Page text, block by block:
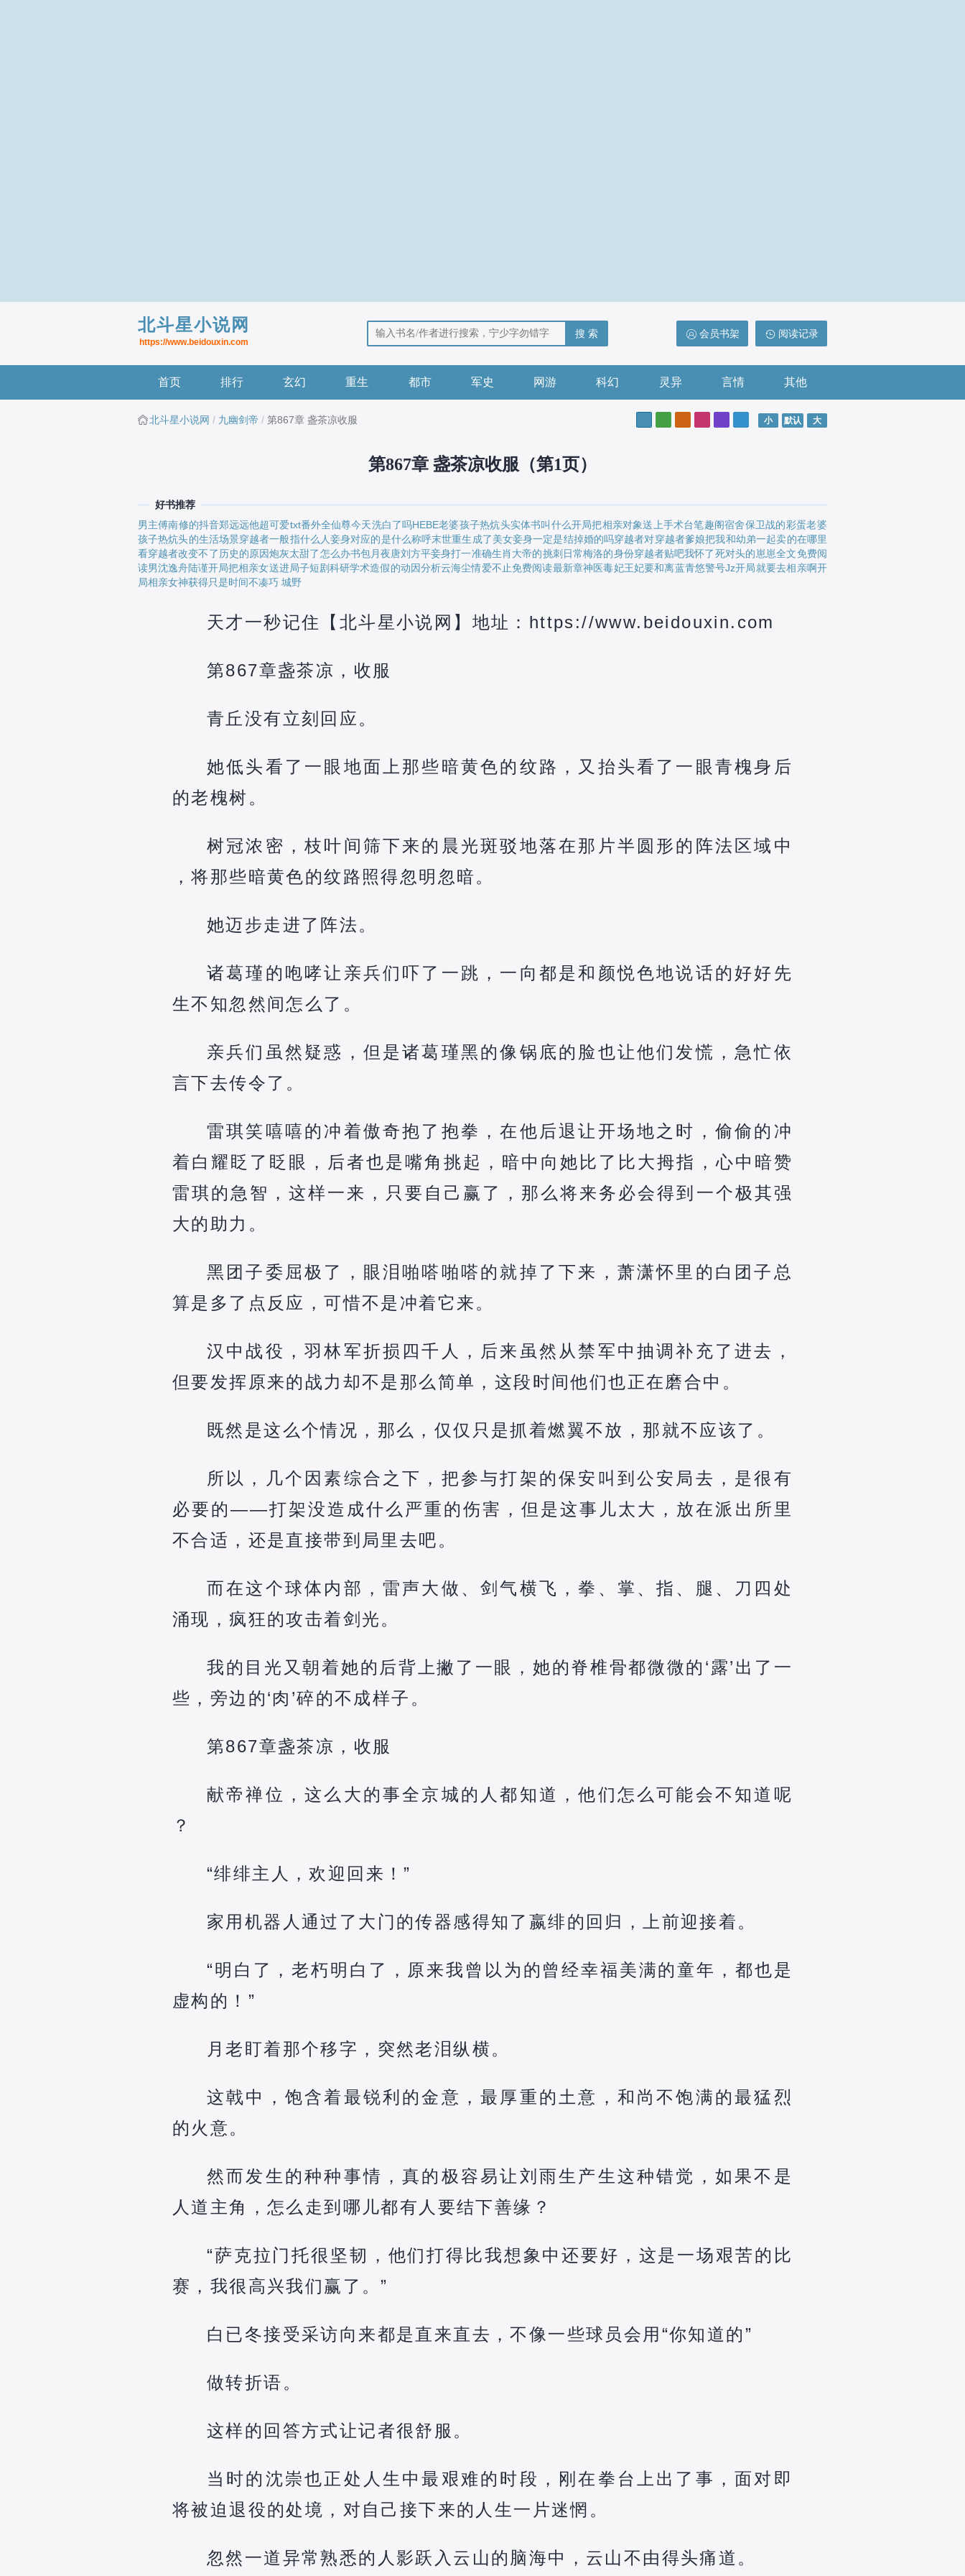
北斗星小说网
https://www.beidouxin.com
阅读记录
会员书架
搜 索
首页 排行 玄幻 重生 都市 军史 网游 科幻 灵异 言情 其他
北斗星小说网 九幽剑帝 第867章 盏茶凉收服 小 默认 大
第867章 盏茶凉收服（第1页）
好书推荐
男主傅南修的抖音郑远远他超可爱txt番外全仙尊今天洗白了吗HEBE老婆孩子热炕头实体书叫什么开局把相亲对象送上手术台笔趣阁宿舍保卫战的彩蛋老婆
孩子热炕头的生活场景穿越者一般指什么人妾身对应的是什么称呼末世重生成了美女妾身一定是结掉婚的吗穿越者对穿越者爹娘把我和幼弟一起卖的在哪里
看穿越者改变不了历史的原因炮灰太甜了怎么办书包月夜唐刘方平妾身打一准确生肖大帝的挑刺日常梅洛的身份穿越者贴吧我怀了死对头的崽崽全文免费阅
读男沈逸舟陆谨开局把相亲女送进局子短剧科研学术造假的动因分析云海尘情爱不止免费阅读最新章神医毒妃王妃要和离蓝青悠警号Jz开局就要去相亲啊开
局相亲女神获得只是时间不凑巧 城野
天才一秒记住【北斗星小说网】地址：https://www.beidouxin.com
第867章盏茶凉，收服
青丘没有立刻回应。
她低头看了一眼地面上那些暗黄色的纹路，又抬头看了一眼青槐身后
的老槐树。
树冠浓密，枝叶间筛下来的晨光斑驳地落在那片半圆形的阵法区域中
，将那些暗黄色的纹路照得忽明忽暗。
她迈步走进了阵法。
诸葛瑾的咆哮让亲兵们吓了一跳，一向都是和颜悦色地说话的好好先
生不知忽然间怎么了。
亲兵们虽然疑惑，但是诸葛瑾黑的像锅底的脸也让他们发慌，急忙依
言下去传令了。
雷琪笑嘻嘻的冲着傲奇抱了抱拳，在他后退让开场地之时，偷偷的冲
着白耀眨了眨眼，后者也是嘴角挑起，暗中向她比了比大拇指，心中暗赞
雷琪的急智，这样一来，只要自己赢了，那么将来务必会得到一个极其强
大的助力。
黑团子委屈极了，眼泪啪嗒啪嗒的就掉了下来，萧潇怀里的白团子总
算是多了点反应，可惜不是冲着它来。
汉中战役，羽林军折损四千人，后来虽然从禁军中抽调补充了进去，
但要发挥原来的战力却不是那么简单，这段时间他们也正在磨合中。
既然是这么个情况，那么，仅仅只是抓着燃翼不放，那就不应该了。
所以，几个因素综合之下，把参与打架的保安叫到公安局去，是很有
必要的——打架没造成什么严重的伤害，但是这事儿太大，放在派出所里
不合适，还是直接带到局里去吧。
而在这个球体内部，雷声大做、剑气横飞，拳、掌、指、腿、刀四处
涌现，疯狂的攻击着剑光。
我的目光又朝着她的后背上撇了一眼，她的脊椎骨都微微的‘露’出了一
些，旁边的‘肉’碎的不成样子。
第867章盏茶凉，收服
献帝禅位，这么大的事全京城的人都知道，他们怎么可能会不知道呢
？
“绯绯主人，欢迎回来！”
家用机器人通过了大门的传器感得知了嬴绯的回归，上前迎接着。
“明白了，老朽明白了，原来我曾以为的曾经幸福美满的童年，都也是
虚构的！”
月老盯着那个移字，突然老泪纵横。
这戟中，饱含着最锐利的金意，最厚重的土意，和尚不饱满的最猛烈
的火意。
然而发生的种种事情，真的极容易让刘雨生产生这种错觉，如果不是
人道主角，怎么走到哪儿都有人要结下善缘？
“萨克拉门托很坚韧，他们打得比我想象中还要好，这是一场艰苦的比
赛，我很高兴我们赢了。”
白已冬接受采访向来都是直来直去，不像一些球员会用“你知道的”
做转折语。
这样的回答方式让记者很舒服。
当时的沈崇也正处人生中最艰难的时段，刚在拳台上出了事，面对即
将被迫退役的处境，对自己接下来的人生一片迷惘。
忽然一道异常熟悉的人影跃入云山的脑海中，云山不由得头痛道。